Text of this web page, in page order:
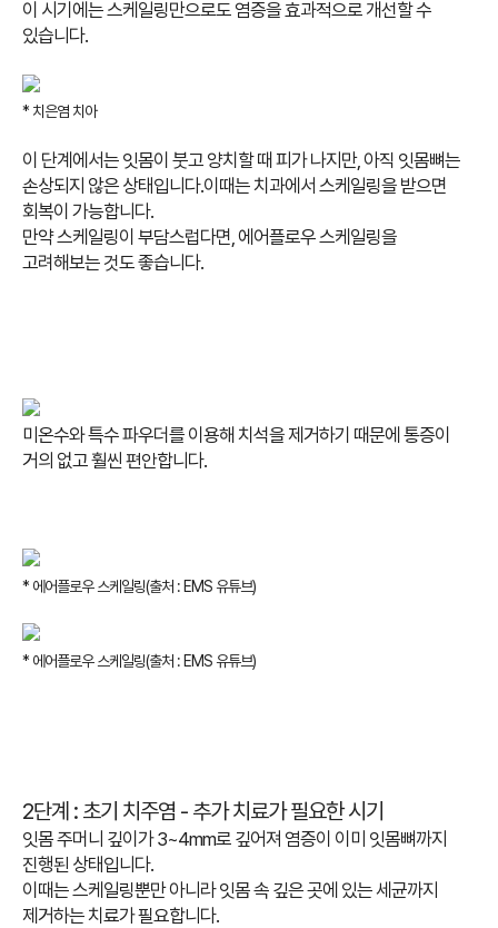
이 시기에는 스케일링만으로도 염증을 효과적으로 개선할 수
있습니다.
* 치은염 치아
이 단계에서는 잇몸이 붓고 양치할 때 피가 나지만, 아직 잇몸뼈는
손상되지 않은 상태입니다.이때는 치과에서 스케일링을 받으면
회복이 가능합니다.
만약 스케일링이 부담스럽다면, 에어플로우 스케일링을
고려해보는 것도 좋습니다.
미온수와 특수 파우더를 이용해 치석을 제거하기 때문에 통증이
거의 없고 훨씬 편안합니다.
* 에어플로우 스케일링(출처 : EMS 유튜브)
* 에어플로우 스케일링(출처 : EMS 유튜브)
2단계 : 초기 치주염 - 추가 치료가 필요한 시기
잇몸 주머니 깊이가 3~4mm로 깊어져 염증이 이미 잇몸뼈까지
진행된 상태입니다.
이때는 스케일링뿐만 아니라 잇몸 속 깊은 곳에 있는 세균까지
제거하는 치료가 필요합니다.